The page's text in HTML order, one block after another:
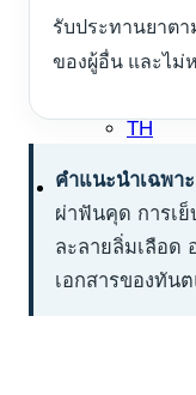
ติดต่อเรา
TH
TH
รับประทานยาต
ของผู้อื่น และไม่
คำแนะนำเฉพา
ผ่าฟันคุด การเ
ละลายลิ่มเลือด
เอกสารของทัน